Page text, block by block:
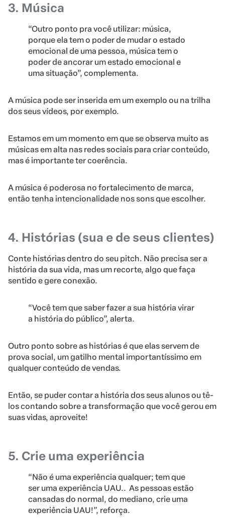
3. Música
“Outro ponto pra você utilizar: música,
porque ela tem o poder de mudar o estado
emocional de uma pessoa, música tem o
poder de ancorar um estado emocional e
uma situação”, complementa.
A música pode ser inserida em um exemplo ou na trilha
dos seus vídeos, por exemplo.
Estamos em um momento em que se observa muito as
músicas em alta nas redes sociais para criar conteúdo,
mas é importante ter coerência.
A música é poderosa no fortalecimento de marca,
então tenha intencionalidade nos sons que escolher.
4. Histórias (sua e de seus clientes)
Conte histórias dentro do seu pitch. Não precisa ser a
história da sua vida, mas um recorte, algo que faça
sentido e gere conexão.
“Você tem que saber fazer a sua história virar
a história do público”, alerta.
Outro ponto sobre as histórias é que elas servem de
prova social, um gatilho mental importantíssimo em
qualquer conteúdo de vendas.
Então, se puder contar a história dos seus alunos ou tê-
los contando sobre a transformação que você gerou em
suas vidas, aproveite!
5. Crie uma experiência
“Não é uma experiência qualquer; tem que
ser uma experiência UAU.. As pessoas estão
cansadas do normal, do mediano, crie uma
experiência UAU!”, reforça.